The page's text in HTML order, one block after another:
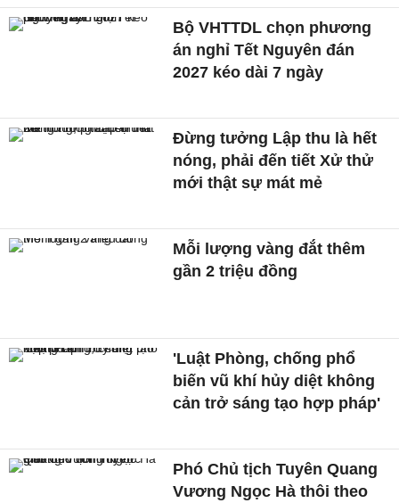
Bộ VHTTDL chọn phương
án nghỉ Tết Nguyên đán
2027 kéo dài 7 ngày
Đừng tưởng Lập thu là hết
nóng, phải đến tiết Xử thử
mới thật sự mát mẻ
Mỗi lượng vàng đắt thêm
gần 2 triệu đồng
'Luật Phòng, chống phổ
biến vũ khí hủy diệt không
cản trở sáng tạo hợp pháp'
Phó Chủ tịch Tuyên Quang
Vương Ngọc Hà thôi theo